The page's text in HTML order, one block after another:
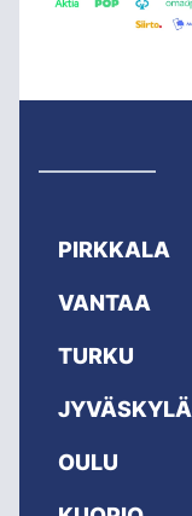
PIRKKALA
VANTAA
TURKU
JYVÄSKYLÄ
OULU